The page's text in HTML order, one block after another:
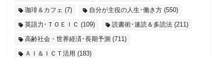
珈琲＆カフェ (7) 自分が主役の人生･働き方 (550)
英語力･ＴＯＥＩＣ (109) 読書術･速読＆多読法 (211)
高齢社会・世界経済･長期予測 (711)
ＡＩ＆ＩＣＴ活用 (183)